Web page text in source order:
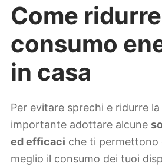
Come
consumo
in casa
Per evitare sprechi e ridurre
importante adottare alcune
ed efficaci che ti permettono
meglio il consumo dei tuoi